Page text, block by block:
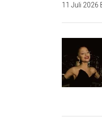
11 Juli 2026